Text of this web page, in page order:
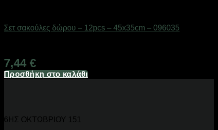
Σετ σακούλες δώρου – 12pcs – 45x35cm – 096035
7,44 €
Προσθήκη στο καλάθι
6ΗΣ ΟΚΤΩΒΡΙΟΥ 151